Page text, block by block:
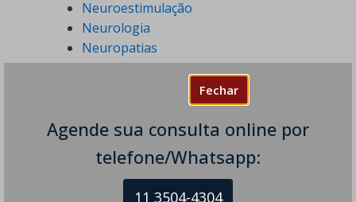
Fechar
Agende sua consulta online por
telefone/Whatsapp:
11 3504-4304
Neuroestimulação
Neurologia
Neuropatias
Notícias
Sialorreia
Síndrome de Guillain-Barré
Terapia por Ondas de Choque